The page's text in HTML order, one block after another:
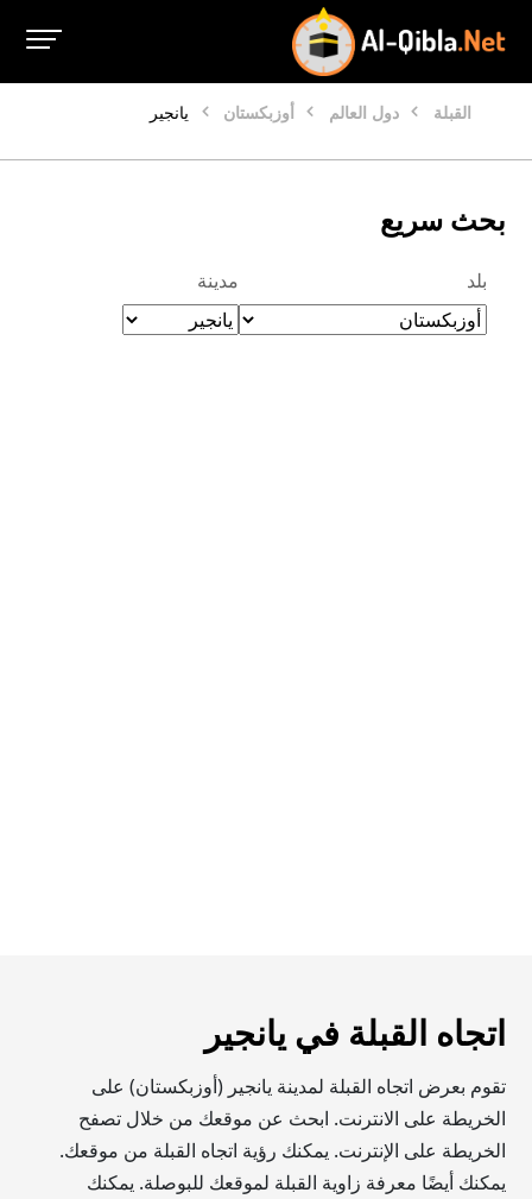
القبلة دول العالم أوزبكستان يانجير
بحث سريع
بلد مدينة
اتجاه القبلة في يانجير
تقوم بعرض اتجاه القبلة لمدينة يانجير (أوزبكستان) على
الخريطة على الانترنت. ابحث عن موقعك من خلال تصفح
الخريطة على الإنترنت. يمكنك رؤية اتجاه القبلة من موقعك.
يمكنك أيضًا معرفة زاوية القبلة لموقعك للبوصلة. يمكنك